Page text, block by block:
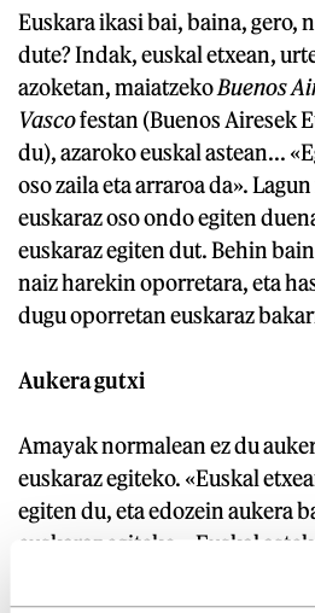
Euskara ikasi bai, baina, gero,
dute? Indak, euskal etxean,
azoketan, maiatzekoBuenos
Vascofestan (Buenos Airesek
du), azaroko euskal astean...
oso zaila eta arraroa da».
euskaraz oso ondo egiten
euskaraz egiten dut. Behin
naiz harekin oporretara, eta
dugu oporretan euskaraz
Aukera gutxi
Amayak normalean ez du
euskaraz egiteko. «Euskal
egiten du, eta edozein aukera
euskaraz egiteko». Euskal
aipatu du aukera apurretako